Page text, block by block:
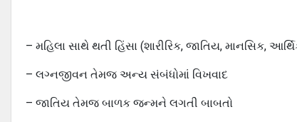
– મહિલા સાથે થતી હિંસા (શારીરિક, જાતિય, માનસિક,
– લગ્નજીવન તેમજ અન્ય સંબંધોમાં વિખવાદ
– જાતિય તેમજ બાળક જન્મને લગતી બાબતો